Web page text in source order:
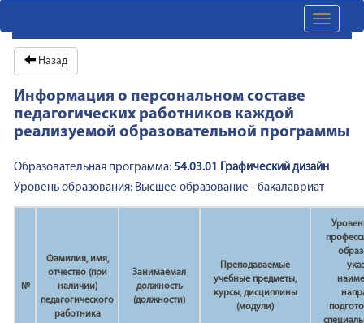
Назад
Информация о персональном составе
педагогических работников каждой
реализуемой образовательной программы
Образовательная программа: 54.03.01 Графический дизайн
Уровень образования: Высшее образование - бакалавриат
№
Фамилия, имя,
отчество (при
наличии)
педагогического
работника
Занимаемая
должность
(должности)
Преподаваемые
учебные предметы,
курсы, дисциплины
(модули)